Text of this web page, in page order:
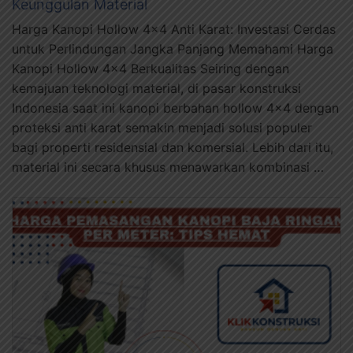
Keunggulan Material
Harga Kanopi Hollow 4×4 Anti Karat: Investasi Cerdas
untuk Perlindungan Jangka Panjang Memahami Harga
Kanopi Hollow 4×4 Berkualitas Seiring dengan
kemajuan teknologi material, di pasar konstruksi
Indonesia saat ini kanopi berbahan hollow 4×4 dengan
proteksi anti karat semakin menjadi solusi populer
bagi properti residensial dan komersial. Lebih dari itu,
material ini secara khusus menawarkan kombinasi …